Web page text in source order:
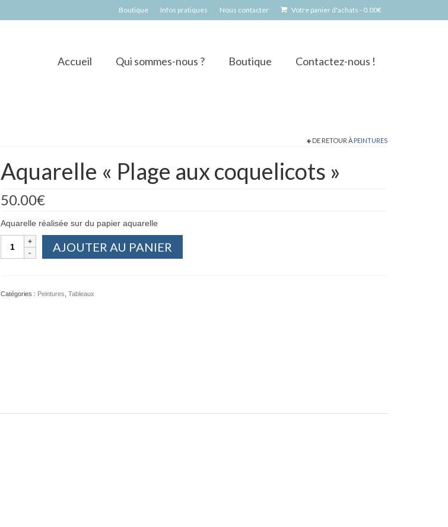
Boutique Infos pratiques Nous contacter Votre panier d'achats - 0.00€
Accueil Qui sommes-nous ? Boutique Contactez-nous !
DE RETOUR À PEINTURES
Aquarelle « Plage aux coquelicots »
50.00€
Aquarelle réalisée sur du papier aquarelle
quantité
coquelicots"
AJOUTER AU PANIER
Catégories : Peintures Tableaux